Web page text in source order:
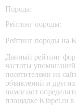
Порода:
Рейтинг породы:
Рейтинг породы на
Данный рейтинг
частоты
посетителями на
объявлений и
помогают
площадке Kinpet.ru